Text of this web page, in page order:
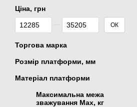
Ціна, грн
Від Ціна, грн
До Ціна, грн ОК
Торгова марка
Розмір платформи, мм
Матеріал платформи
Максимальна межа
зважування Мах, кг